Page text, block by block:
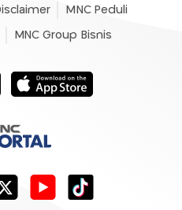
MNC Peduli
MNC Group Bisnis